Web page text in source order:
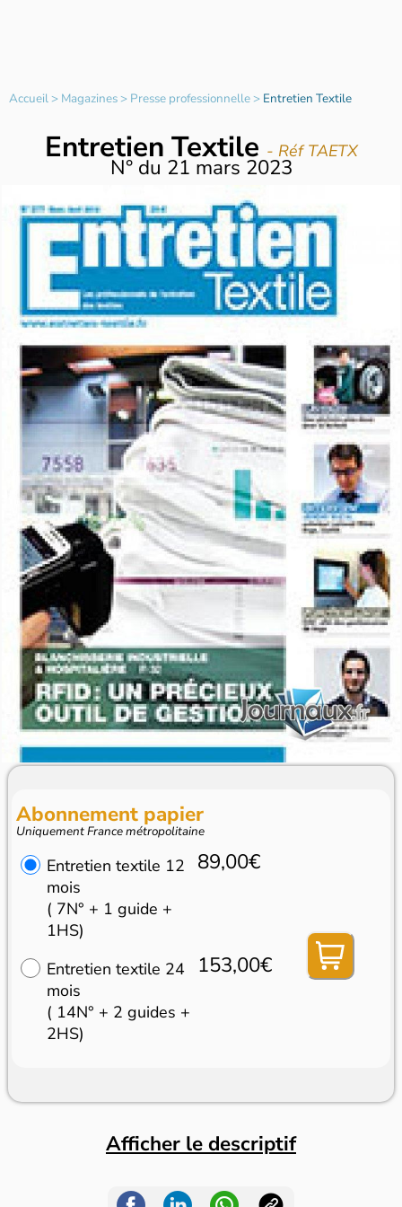
Accueil> Magazines> Presse professionnelle> Entretien Textile
Entretien Textile - Réf TAETX
N° du 21 mars 2023
Abonnement papier
Uniquement France métropolitaine
Entretien textile 12
mois
( 7N° + 1 guide +
1HS)
89,00€
Entretien textile 24
mois
( 14N° + 2 guides +
2HS)
153,00€
Afficher le descriptif